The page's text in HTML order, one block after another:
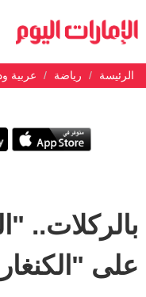
الرئيسة رياضة عربية
بالركلات..
على